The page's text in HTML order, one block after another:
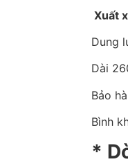
Xuất
Dung
Dài
Bảo
Bình
*